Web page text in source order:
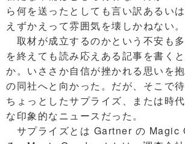
ら何を送ったとしても言い訳あるい
えずかえって雰囲気を壊しかねない。
取材が成立するのかという不安も
を終えても読み応えある記事を書く
か。いささか自信が挫かれる思いを
の同社へと向かった。だが、そこで待
ちょっとしたサプライズ、または時
な印象的なニュースだった。
サプライズとは Gartner の Magic